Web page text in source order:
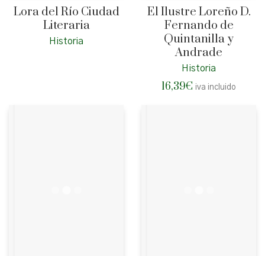
Lora del Río Ciudad
Literaria
Historia
El Ilustre Loreño D.
Fernando de
Quintanilla y
Andrade
Historia
16,39€ iva incluido